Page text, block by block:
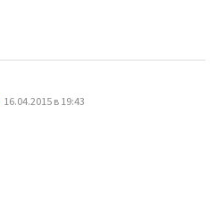
16.04.2015 в 19:43